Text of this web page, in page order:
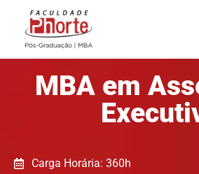
MBA em
Carga Horária: 360h